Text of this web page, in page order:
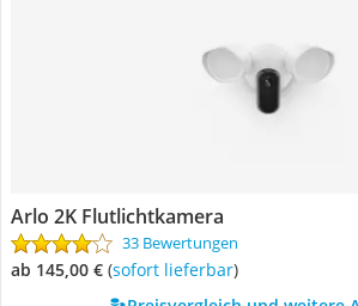
Arlo 2K Flutlichtkamera
33 Bewertungen
ab 145,00 € ( Sofort lieferbar)